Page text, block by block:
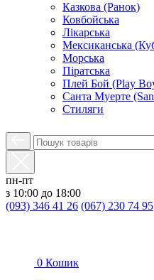
Казкова (Ранок)
Ковбойська
Лікарська
Мексиканська
Морська
Піратська
Плей Бой (Play
Санта Муерте
Стиляги
пн-пт
з 10:00 до 18:00
(093) 346 41 26 (067) 230 74 95
0 Кошик